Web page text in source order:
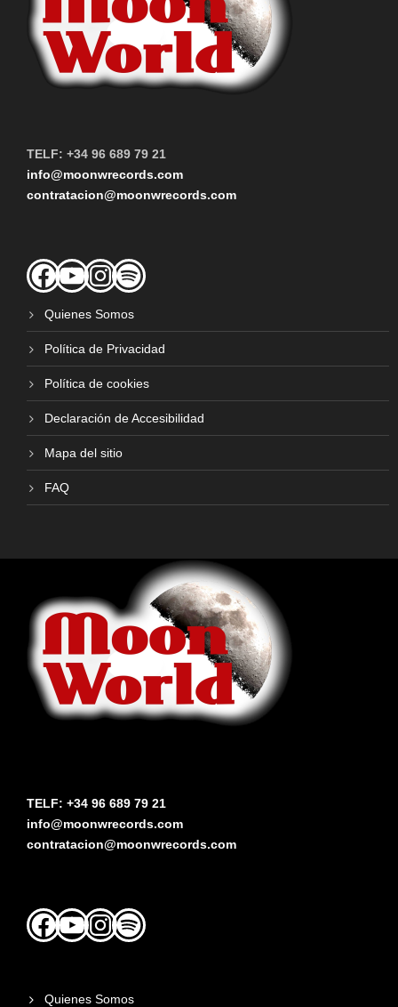
TELF: +34 96 689 79 21
info@moonwrecords.com
contratacion@moonwrecords.com
Facebook
YouTubeInstagram
Spotify
Quienes Somos
Política de Privacidad
Política de cookies
Declaración de Accesibilidad
Mapa del sitio
FAQ
TELF: +34 96 689 79 21
info@moonwrecords.com
contratacion@moonwrecords.com
Facebook
YouTubeInstagram
Spotify
Quienes Somos